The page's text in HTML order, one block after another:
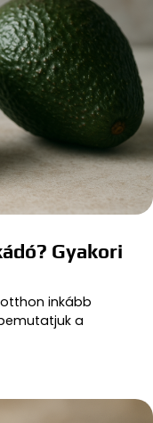
Gyakori
inkább
a